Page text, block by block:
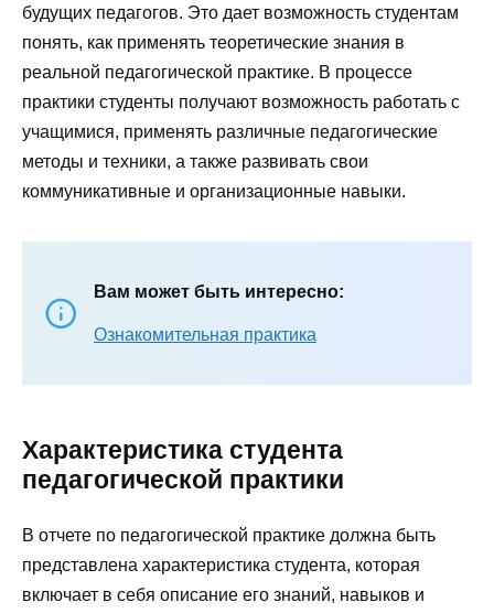
будущих педагогов. Это дает возможность студентам
понять, как применять теоретические знания в
реальной педагогической практике. В процессе
практики студенты получают возможность работать с
учащимися, применять различные педагогические
методы и техники, а также развивать свои
коммуникативные и организационные навыки.
Вам может быть интересно:
Ознакомительная практика
Характеристика студента
педагогической практики
В отчете по педагогической практике должна быть
представлена характеристика студента, которая
включает в себя описание его знаний, навыков и